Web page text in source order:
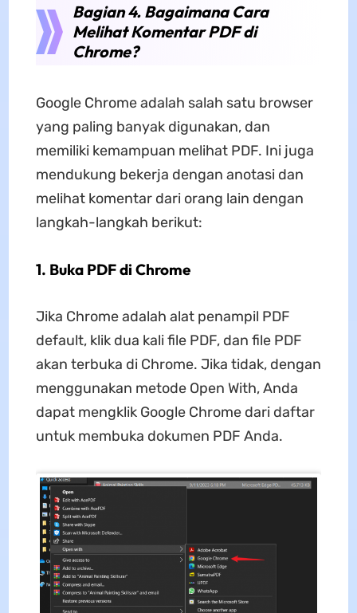
Bagian 4. Bagaimana Cara
Melihat Komentar PDF di
Chrome?
Google Chrome adalah salah satu browser
yang paling banyak digunakan, dan
memiliki kemampuan melihat PDF. Ini juga
mendukung bekerja dengan anotasi dan
melihat komentar dari orang lain dengan
langkah-langkah berikut:
1. Buka PDF di Chrome
Jika Chrome adalah alat penampil PDF
default, klik dua kali file PDF, dan file PDF
akan terbuka di Chrome. Jika tidak, dengan
menggunakan metode Open With, Anda
dapat mengklik Google Chrome dari daftar
untuk membuka dokumen PDF Anda.